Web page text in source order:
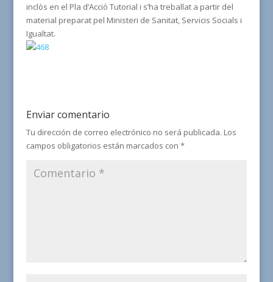
inclòs en el Pla d’Acció Tutorial i s’ha treballat a partir del
material preparat pel Ministeri de Sanitat, Servicis Socials i
Igualtat.
Enviar comentario
Tu dirección de correo electrónico no será publicada. Los
campos obligatorios están marcados con *